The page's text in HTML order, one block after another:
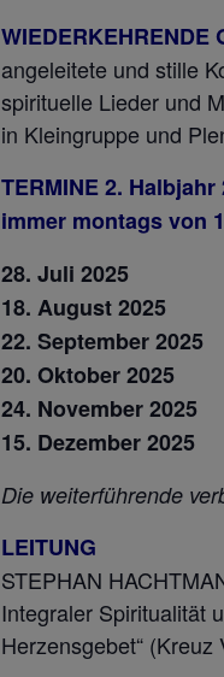
WIEDERKEHRENDE
angeleitete und stille
spirituelle Lieder und
in Kleingruppe und
TERMINE 2. Halbjahr
immer montags von
28. Juli 2025
18. August 2025
22. September 2025
20. Oktober 2025
24. November 2025
15. Dezember 2025
Die weiterführende
LEITUNG
STEPHAN
Integraler Spiritualität
Herzensgebet“